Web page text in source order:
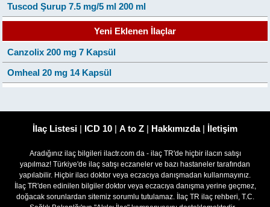
Tuscod Şurup 7.5 mg/5 ml 200 ml
Yeni Eklenen İlaçlar
Canzolix 200 mg 7 Kapsül
Omheal 20 mg 14 Kapsül
İlaç Listesi | ICD 10 | A to Z | Hakkımızda| İletişim
Aradığınız ilaç bilgileri ilactr.com da - ilaç TR'de hiçbir ilacın satışı
yapılmaz! Türkiye'de ilaç satışı eczaneler ve bazı hastaneler tarafından
yapılabilir. Hiçbir ilacı doktor veya eczacıya danışmadan kullanmayınız.
İlaç TR'den edinilen bilgiler doktor veya eczacıya danışma yerine geçmez,
doğacak sorunlardan sitemiz sorumlu tutulamaz. İlaç TR ilaç rehberi, T.C.